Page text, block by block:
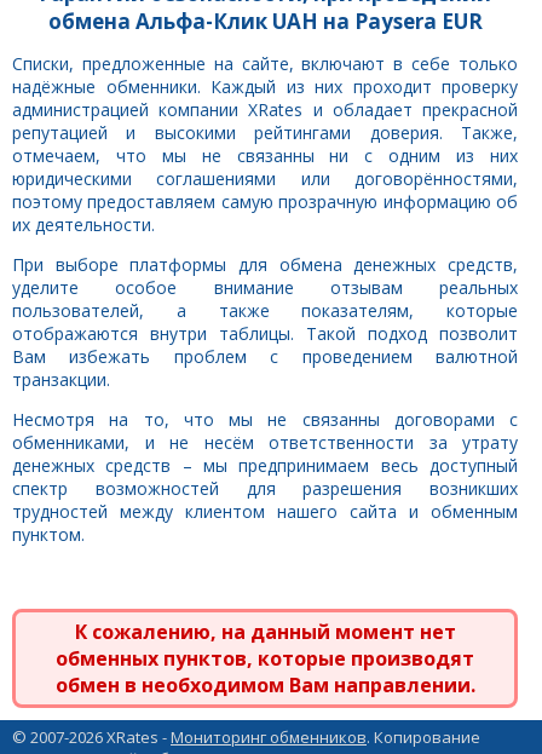
обмена Альфа-Клик UAH на Paysera EUR
Списки, предложенные на сайте, включают в себе только
надёжные обменники. Каждый из них проходит проверку
администрацией компании XRates и обладает прекрасной
репутацией и высокими рейтингами доверия. Также,
отмечаем, что мы не связанны ни с одним из них
юридическими соглашениями или договорённостями,
поэтому предоставляем самую прозрачную информацию об
их деятельности.
При выборе платформы для обмена денежных средств,
уделите особое внимание отзывам реальных
пользователей, а также показателям, которые
отображаются внутри таблицы. Такой подход позволит
Вам избежать проблем с проведением валютной
транзакции.
Несмотря на то, что мы не связанны договорами с
обменниками, и не несём ответственности за утрату
денежных средств – мы предпринимаем весь доступный
спектр возможностей для разрешения возникших
трудностей между клиентом нашего сайта и обменным
пунктом.
К сожалению, на данный момент нет
обменных пунктов, которые производят
обмен в необходимом Вам направлении.
© 2007-2026 XRates -Мониторинг обменников. Копирование